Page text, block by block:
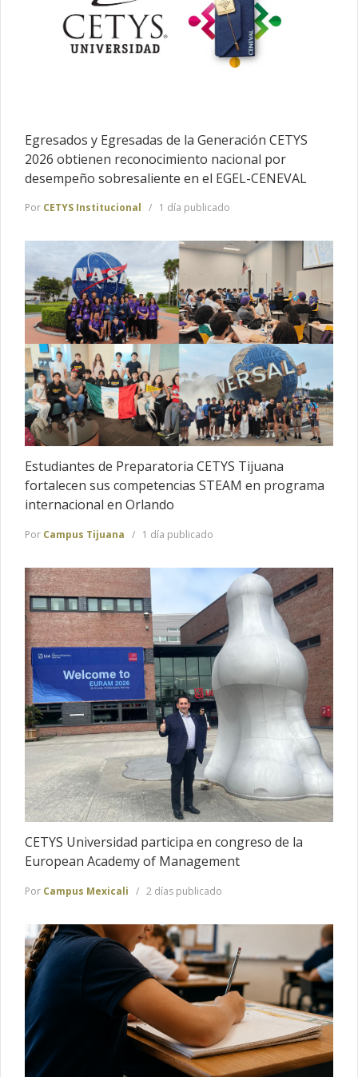
Egresados y Egresadas de la Generación CETYS
2026 obtienen reconocimiento nacional por
desempeño sobresaliente en el EGEL-CENEVAL
Por CETYS Institucional 1 día publicado
Estudiantes de Preparatoria CETYS Tijuana
fortalecen sus competencias STEAM en programa
internacional en Orlando
Por Campus Tijuana 1 día publicado
CETYS Universidad participa en congreso de la
European Academy of Management
Por Campus Mexicali 2 días publicado